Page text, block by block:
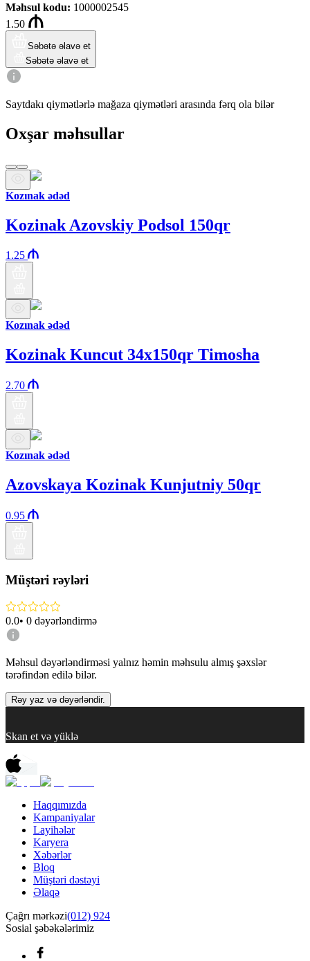
Məhsul kodu: 1000002545
1.50
Səbətə əlavə et
Səbətə əlavə et
Saytdakı qiymətlərlə mağaza qiymətləri arasında fərq ola bilər
Oxşar məhsullar
Kozınak ədəd
Kozinak Azovskiy Podsol 150qr
1.25
Kozınak ədəd
Kozinak Kuncut 34x150qr Timosha
2.70
Kozınak ədəd
Azovskaya Kozinak Kunjutniy 50qr
0.95
Müştəri rəyləri
0.0• 0 dəyərləndirmə
Məhsul dəyərləndirməsi yalnız həmin məhsulu almış şəxslər
tərəfindən edilə bilər.
Rəy yaz və dəyərləndir.
Skan et və yüklə
Haqqımızda
Kampaniyalar
Layihələr
Karyera
Xəbərlər
Bloq
Müştəri dəstəyi
Əlaqə
Çağrı mərkəzi(012) 924
Sosial şəbəkələrimiz